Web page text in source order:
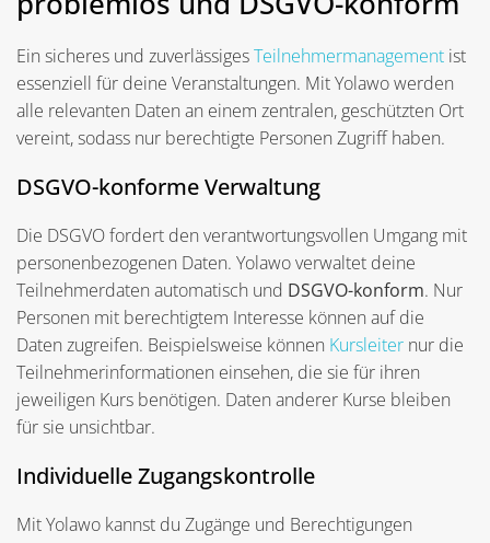
Ein sicheres und zuverlässigesTeilnehmermanagement ist
essenziell für deine Veranstaltungen. Mit Yolawo werden
alle relevanten Daten an einem zentralen, geschützten Ort
vereint, sodass nur berechtigte Personen Zugriff haben.
DSGVO-konforme Verwaltung
Die DSGVO fordert den verantwortungsvollen Umgang mit
personenbezogenen Daten. Yolawo verwaltet deine
Teilnehmerdaten automatisch und DSGVO-konform. Nur
Personen mit berechtigtem Interesse können auf die
Daten zugreifen. Beispielsweise können Kursleiter nur die
Teilnehmerinformationen einsehen, die sie für ihren
jeweiligen Kurs benötigen. Daten anderer Kurse bleiben
für sie unsichtbar.
Individuelle Zugangskontrolle
Mit Yolawo kannst du Zugänge und Berechtigungen